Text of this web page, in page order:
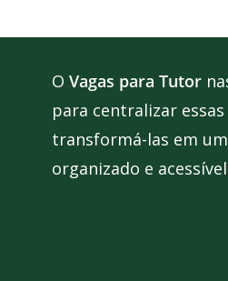
O Vagas para Tutor
para centralizar
transformá-las em
organizado e